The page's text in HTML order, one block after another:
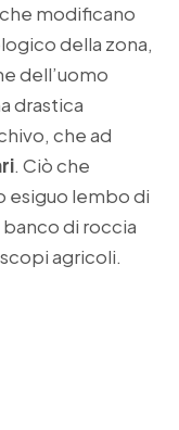
modificano
della zona,
dell’uomo
drastica
che ad
. Ciò che
esiguo lembo di
banco di roccia
agricoli.